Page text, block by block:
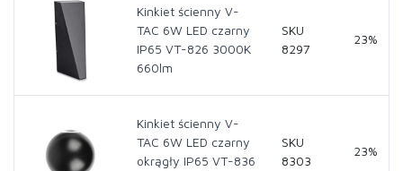
Kinkiet ścienny V-
TAC 6W LED czarny
IP65 VT-826 3000K
660lm
SKU
8297
23%
Kinkiet ścienny V-
TAC 6W LED czarny
okrągły IP65 VT-836
SKU
8303
23%